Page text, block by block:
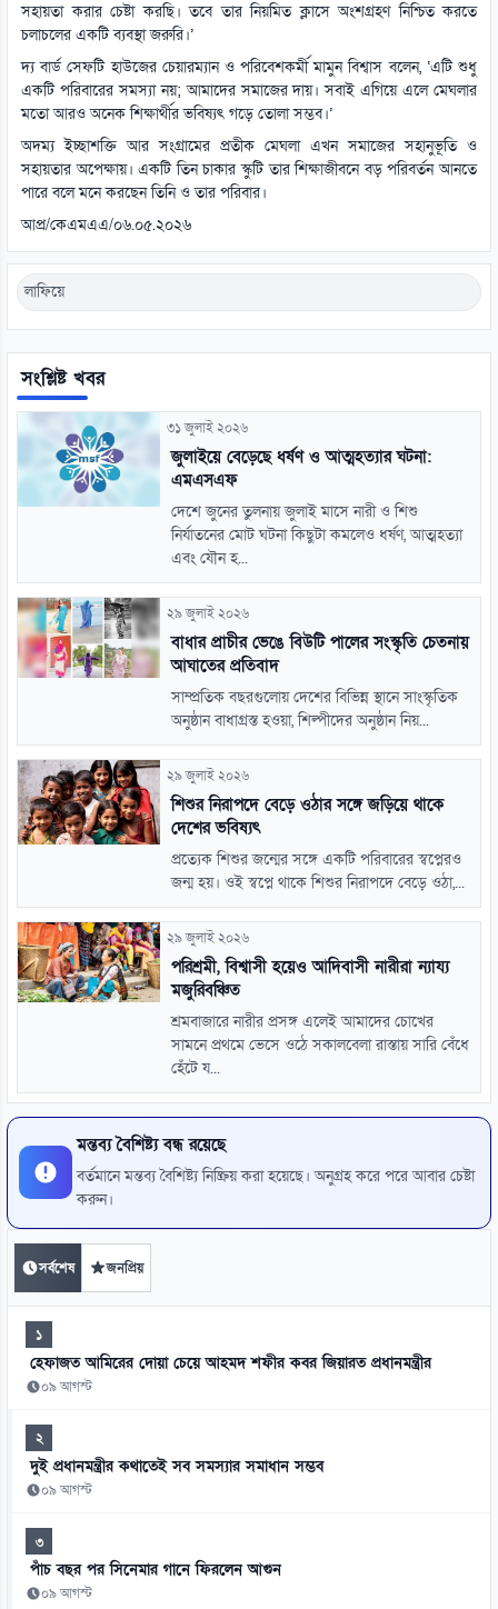
সহায়তা করার চেষ্টা করছি। তবে তার নিয়মিত ক্লাসে অংশগ্রহণ নিশ্চিত করতে
চলাচলের একটি ব্যবস্থা জরুরি।’
দ্য বার্ড সেফটি হাউজের চেয়ারম্যান ও পরিবেশকর্মী মামুন বিশ্বাস বলেন, ‘এটি শুধু
একটি পরিবারের সমস্যা নয়; আমাদের সমাজের দায়। সবাই এগিয়ে এলে মেঘলার
মতো আরও অনেক শিক্ষার্থীর ভবিষ্যৎ গড়ে তোলা সম্ভব।’
অদম্য ইচ্ছাশক্তি আর সংগ্রামের প্রতীক মেঘলা এখন সমাজের সহানুভূতি ও
সহায়তার অপেক্ষায়। একটি তিন চাকার স্কুটি তার শিক্ষাজীবনে বড় পরিবর্তন আনতে
পারে বলে মনে করছেন তিনি ও তার পরিবার।
আপ্র/কেএমএএ/০৬.০৫.২০২৬
লাফিয়ে
সংশ্লিষ্ট খবর
৩১ জুলাই ২০২৬
জুলাইয়ে বেড়েছে ধর্ষণ ও আত্মহত্যার ঘটনা:
এমএসএফ
দেশে জুনের তুলনায় জুলাই মাসে নারী ও শিশু
নির্যাতনের মোট ঘটনা কিছুটা কমলেও ধর্ষণ, আত্মহত্যা
এবং যৌন হ...
২৯ জুলাই ২০২৬
বাধার প্রাচীর ভেঙে বিউটি পালের সংস্কৃতি চেতনায়
আঘাতের প্রতিবাদ
সাম্প্রতিক বছরগুলোয় দেশের বিভিন্ন স্থানে সাংস্কৃতিক
অনুষ্ঠান বাধাগ্রস্ত হওয়া, শিল্পীদের অনুষ্ঠান নিয়...
২৯ জুলাই ২০২৬
শিশুর নিরাপদে বেড়ে ওঠার সঙ্গে জড়িয়ে থাকে
দেশের ভবিষ্যৎ
প্রত্যেক শিশুর জন্মের সঙ্গে একটি পরিবারের স্বপ্নেরও
জন্ম হয়। ওই স্বপ্নে থাকে শিশুর নিরাপদে বেড়ে ওঠা,...
২৯ জুলাই ২০২৬
পরিশ্রমী, বিশ্বাসী হয়েও আদিবাসী নারীরা ন্যায্য
মজুরিবঞ্চিত
শ্রমবাজারে নারীর প্রসঙ্গ এলেই আমাদের চোখের
সামনে প্রথমে ভেসে ওঠে সকালবেলা রাস্তায় সারি বেঁধে
হেঁটে য...
মন্তব্য বৈশিষ্ট্য বন্ধ রয়েছে
বর্তমানে মন্তব্য বৈশিষ্ট্য নিষ্ক্রিয় করা হয়েছে। অনুগ্রহ করে পরে আবার চেষ্টা
করুন।
সর্বশেষ জনপ্রিয়
১
হেফাজত আমিরের দোয়া চেয়ে আহমদ শফীর কবর জিয়ারত প্রধানমন্ত্রীর
০৯ আগস্ট
২
দুই প্রধানমন্ত্রীর কথাতেই সব সমস্যার সমাধান সম্ভব
০৯ আগস্ট
৩
পাঁচ বছর পর সিনেমার গানে ফিরলেন আগুন
০৯ আগস্ট